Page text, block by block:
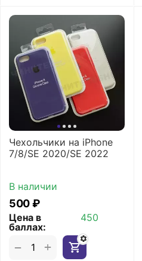
Чехольчики на iPhone
7/8/SE 2020/SE 2022
В наличии
‍500‍₽
Цена в
баллах:
450
+
−